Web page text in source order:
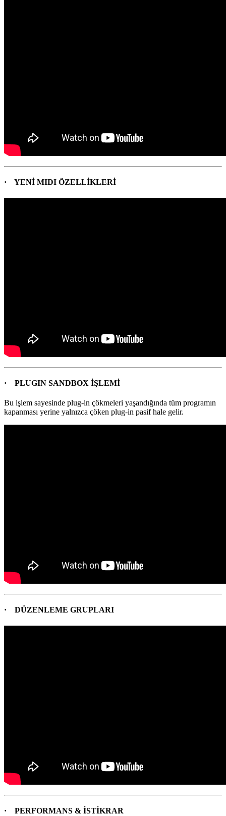
· YENİ MIDI ÖZELLİKLERİ
· PLUGIN SANDBOX İŞLEMİ
Bu işlem sayesinde plug-in çökmeleri yaşandığında tüm programın
kapanması yerine yalnızca çöken plug-in pasif hale gelir.
· DÜZENLEME GRUPLARI
· PERFORMANS & İSTİKRAR